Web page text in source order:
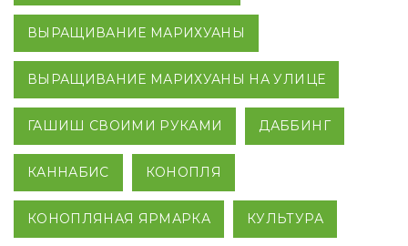
ВЫРАЩИВАНИЕ МАРИХУАНЫ
ВЫРАЩИВАНИЕ МАРИХУАНЫ НА УЛИЦЕ
ГАШИШ СВОИМИ РУКАМИ ДАББИНГ
КАННАБИС КОНОПЛЯ
КОНОПЛЯНАЯ ЯРМАРКА КУЛЬТУРА